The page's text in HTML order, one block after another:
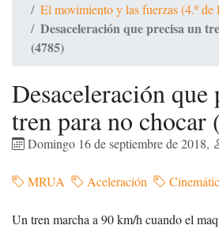
El movimiento y las fuerzas (4.º de
Desaceleración que precisa un
(4785)
Desaceleración que
tren para no chocar
Domingo 16 de septiembre de 2018,
MRUA Aceleración
Un tren marcha a 90 km/h cuando el